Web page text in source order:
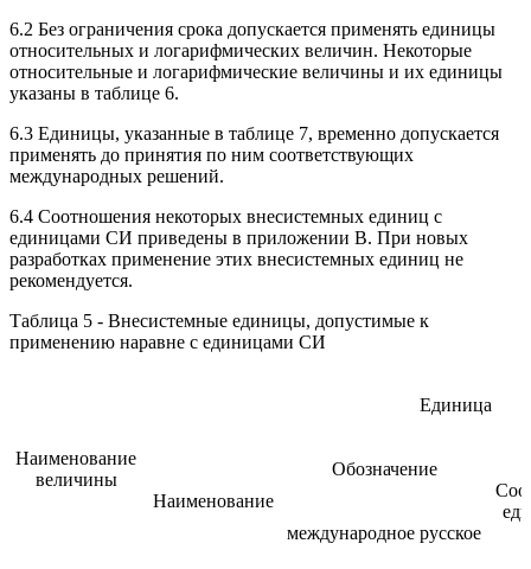
6.2 Без ограничения срока допускается применять единицы
относительных и логарифмических величин. Некоторые
относительные и логарифмические величины и их единицы
указаны в таблице 6.
6.3 Единицы, указанные в таблице 7, временно допускается
применять до принятия по ним соответствующих
международных решений.
6.4 Соотношения некоторых внесистемных единиц с
единицами СИ приведены в приложении В. При новых
разработках применение этих внесистемных единиц не
рекомендуется.
Таблица 5 - Внесистемные единицы, допустимые к
применению наравне с единицами СИ
Наименование
величины
Единица
Наименование
Обозначение
международное русское